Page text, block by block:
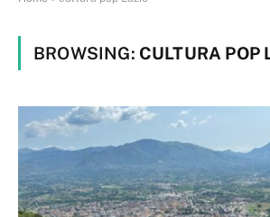
BROWSING: CULTURA POP